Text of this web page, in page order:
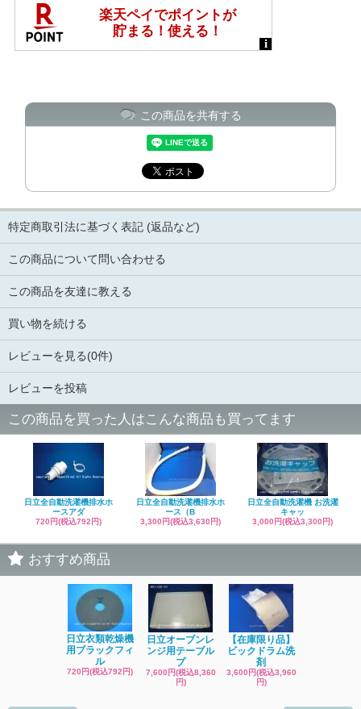
この商品を共有する
特定商取引法に基づく表記 (返品など)
この商品について問い合わせる
この商品を友達に教える
買い物を続ける
レビューを見る(0件)
レビューを投稿
この商品を買った人はこんな商品も買ってます
日立全自動洗濯機排水ホ
ースアダ
720円(税込792円)
日立全自動洗濯機排水ホ
ース（B
3,300円(税込3,630円)
日立全自動洗濯機 お洗濯
キャッ
3,000円(税込3,300円)
おすすめ商品
日立衣類乾燥機
用ブラックフィ
ル
720円(税込792円)
日立オーブンレ
ンジ用テーブル
プ
7,600円(税込8,360
円)
【在庫限り品】
ビックドラム洗
剤
3,600円(税込3,960
円)